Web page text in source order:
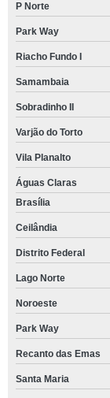
P Norte
Park Way
Riacho Fundo I
Samambaia
Sobradinho II
Varjão do Torto
Vila Planalto
Águas Claras
Brasília
Ceilândia
Distrito Federal
Lago Norte
Noroeste
Park Way
Recanto das Emas
Santa Maria